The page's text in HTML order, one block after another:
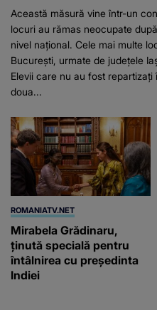
Această măsură vine într-un
locuri au rămas neocupate
nivel național. Cele mai multe
București, urmate de județele
Elevii care nu au fost
doua...
ROMANIATV.NET
Mirabela Grădinaru,
ţinută specială pentru
întâlnirea cu preşedinta
Indiei